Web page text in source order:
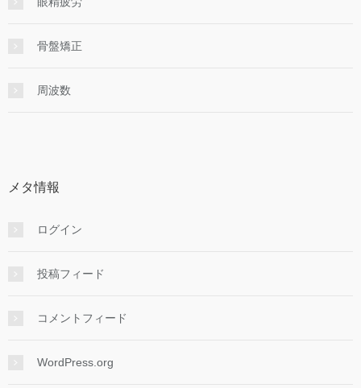
骨盤矯正
周波数
メタ情報
ログイン
投稿フィード
コメントフィード
WordPress.org